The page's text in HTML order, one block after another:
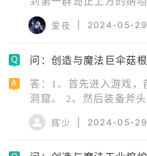
2、然后在纳坦岛城邦中
线飞行，就可以到达新地
爱夜 2024-05-29
问：创造与魔法巨伞菇
答：1、首先进入游戏，
洞窟。 2、然后装备斧
攻击巨伞菇。 4、巨伞
伞菇伞盖，可以用这两
料和阴郁菇菇饲料。
辉少 2024-05-29